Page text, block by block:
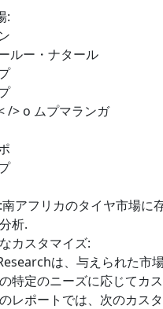
:
ルー・ナタール
/> o ムプマランガ
アフリカのタイヤ市場に
析.
カスタマイズ:
は、与えられた市
特定のニーズに応じてカ
レポートでは、次のカス